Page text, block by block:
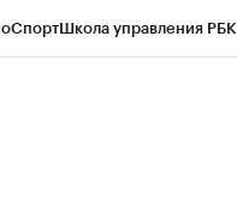
СпортШкола управления РБК